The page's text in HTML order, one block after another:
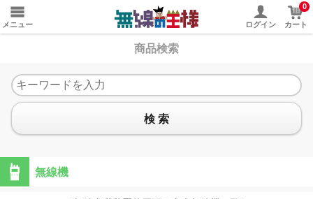
メニュー ログイン
0
カート
商品検索
検 索
無線機